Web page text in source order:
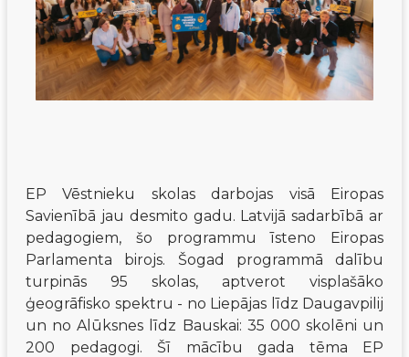
EP Vēstnieku skolas darbojas visā Eiropas
Savienībā jau desmito gadu. Latvijā sadarbībā ar
pedagogiem, šo programmu īsteno Eiropas
Parlamenta birojs. Šogad programmā dalību
turpinās 95 skolas, aptverot visplašāko
ģeogrāfisko spektru - no Liepājas līdz Daugavpilij
un no Alūksnes līdz Bauskai: 35 000 skolēni un
200 pedagogi. Šī mācību gada tēma EP